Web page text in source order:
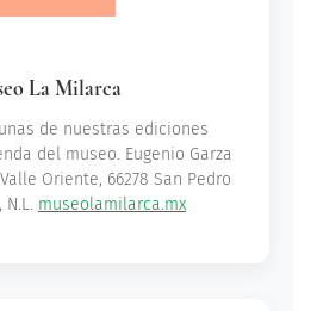
La Milarca
de nuestras ediciones
del museo. Eugenio Garza
Oriente, 66278 San Pedro
N.L. museolamilarca.mx